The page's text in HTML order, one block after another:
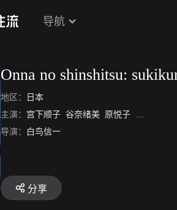
导航
Onna no shinshitsu:
地区：
日本
主演： 宫下顺子 谷奈绪美 原悦子 鹤冈修
导演：
白鸟信一
分享